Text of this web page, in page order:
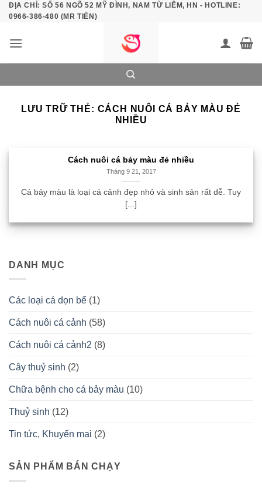
Bỏ
qua
dung
ĐỊA CHỈ: SỐ 56 NGÕ 52 MỸ ĐÌNH, NAM TỪ LIÊM, HN - HOTLINE:
0966-386-480 (MR TIẾN)
LƯU TRỮ THẺ: CÁCH NUÔI CÁ BẢY MÀU ĐẺ
NHIỀU
DANH MỤC
Các loại cá dọn bể (1)
Cách nuôi cá cảnh (58)
Cách nuôi cá cảnh2 (8)
Cây thuỷ sinh (2)
Chữa bệnh cho cá bảy màu (10)
Thuỷ sinh (12)
Tin tức, Khuyến mai (2)
SẢN PHẨM BÁN CHẠY
Cách nuôi cá bảy màu đẻ nhiều
Tháng 9 21, 2017
Cá bảy màu là loại cá cảnh đẹp nhỏ và sinh sản rất dễ. Tuy
[...]